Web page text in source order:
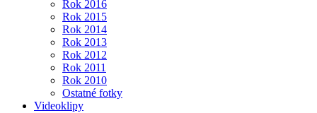
Rok 2016
Rok 2015
Rok 2014
Rok 2013
Rok 2012
Rok 2011
Rok 2010
Ostatné fotky
Videoklipy